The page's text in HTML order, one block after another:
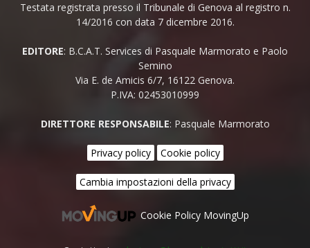
Testata registrata presso il Tribunale di Genova al registro n.
14/2016 con data 7 dicembre 2016.
EDITORE: B.C.A.T. Services di Pasquale Marmorato e Paolo
Semino
Via E. de Amicis 6/7, 16122 Genova.
P.IVA: 02453010999
DIRETTORE RESPONSABILE: Pasquale Marmorato
Privacy policy Cookie policy
Cambia impostazioni della privacy
Cookie Policy MovingUp